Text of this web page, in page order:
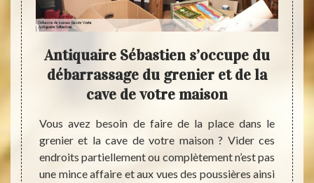
le
très
de
une
Antiquaire Sébastien s’occupe du
débarrassage du grenier et de la
cave de votre maison
Vous avez besoin de faire de la place dans le
grenier et la cave de votre maison ? Vider ces
endroits partiellement ou complètement n’est pas
une mince affaire et aux vues des poussières ainsi